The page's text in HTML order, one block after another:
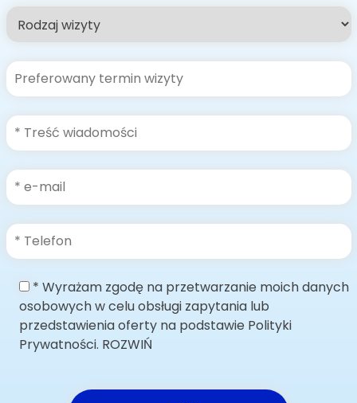
* Wyrażam zgodę na przetwarzanie moich danych
osobowych w celu obsługi zapytania lub
przedstawienia oferty na podstawie Polityki
Prywatności. ROZWIŃ